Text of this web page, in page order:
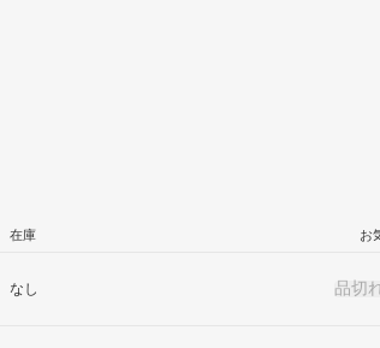
在庫 お
なし 品切